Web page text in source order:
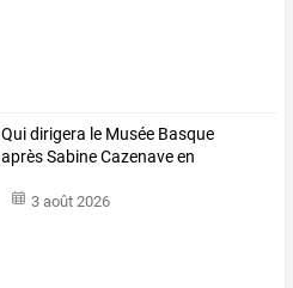
Qui dirigera le Musée Basque
après Sabine Cazenave en
3 août 2026